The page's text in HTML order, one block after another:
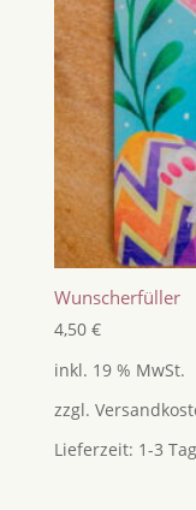
Wunscherfüller
4,50 €
inkl. 19 % MwSt.
zzgl.
Lieferzeit: 1-3